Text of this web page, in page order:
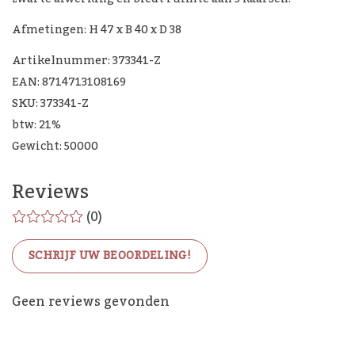
Afmetingen: H 47 x B 40 x D 38
Artikelnummer: 373341-Z
EAN: 8714713108169
SKU: 373341-Z
btw: 21%
Gewicht: 50000
Reviews
(0)
SCHRIJF UW BEOORDELING!
Geen reviews gevonden
De Woon Cadeau Winkel